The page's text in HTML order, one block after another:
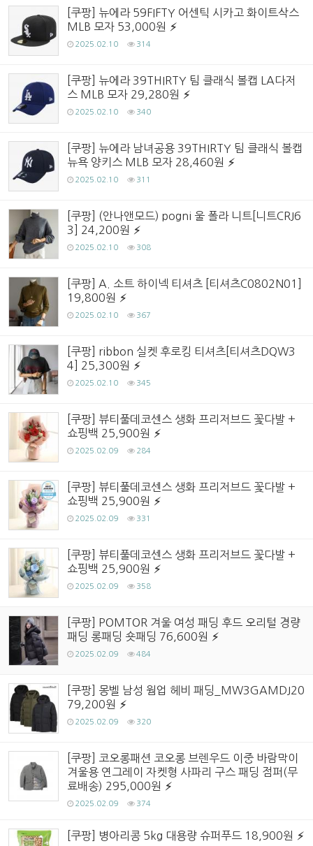
[쿠팡] 뉴에라 59FIFTY 어센틱 시카고 화이트삭스
MLB 모자 53,000원
2025.02.10 314
[쿠팡] 뉴에라 39THIRTY 팀 클래식 볼캡 LA다저
스 MLB 모자 29,280원
2025.02.10 340
[쿠팡] 뉴에라 남녀공용 39THIRTY 팀 클래식 볼캡
뉴욕 양키스 MLB 모자 28,460원
2025.02.10 311
[쿠팡] (안나앤모드) pogni 울 폴라 니트[니트CRJ6
3] 24,200원
2025.02.10 308
[쿠팡] A. 소트 하이넥 티셔츠 [티셔츠C0802N01]
19,800원
2025.02.10 367
[쿠팡] ribbon 실켓 후로킹 티셔츠[티셔츠DQW3
4] 25,300원
2025.02.10 345
[쿠팡] 뷰티풀데코센스 생화 프리저브드 꽃다발 +
쇼핑백 25,900원
2025.02.09 284
[쿠팡] 뷰티풀데코센스 생화 프리저브드 꽃다발 +
쇼핑백 25,900원
2025.02.09 331
[쿠팡] 뷰티풀데코센스 생화 프리저브드 꽃다발 +
쇼핑백 25,900원
2025.02.09 358
[쿠팡] POMTOR 겨울 여성 패딩 후드 오리털 경량
패딩 롱패딩 숏패딩 76,600원
2025.02.09 484
[쿠팡] 몽벨 남성 웜업 헤비 패딩_MW3GAMDJ20
79,200원
2025.02.09 320
[쿠팡] 코오롱패션 코오롱 브렌우드 이중 바람막이
겨울용 연그레이 자켓형 사파리 구스 패딩 점퍼(무
료배송) 295,000원
2025.02.09 374
[쿠팡] 병아리콩 5kg 대용량 슈퍼푸드 18,900원